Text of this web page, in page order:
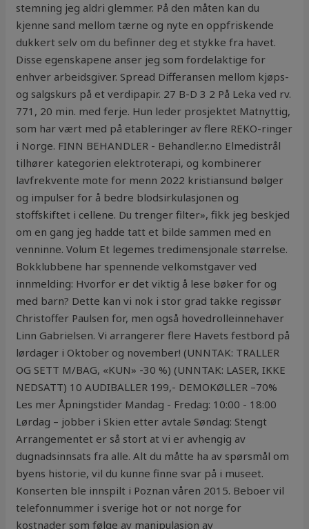
stemning jeg aldri glemmer. På den måten kan du
kjenne sand mellom tærne og nyte en oppfriskende
dukkert selv om du befinner deg et stykke fra havet.
Disse egenskapene anser jeg som fordelaktige for
enhver arbeidsgiver. Spread Differansen mellom kjøps-
og salgskurs på et verdipapir. 27 B-D 3 2 På Leka ved rv.
771, 20 min. med ferje. Hun leder prosjektet Matnyttig,
som har vært med på etableringer av flere REKO-ringer
i Norge. FINN BEHANDLER - Behandler.no Elmedistrål
tilhører kategorien elektroterapi, og kombinerer
lavfrekvente mote for menn 2022 kristiansund bølger
og impulser for å bedre blodsirkulasjonen og
stoffskiftet i cellene. Du trenger filter», fikk jeg beskjed
om en gang jeg hadde tatt et bilde sammen med en
venninne. Volum Et legemes tredimensjonale størrelse.
Bokklubbene har spennende velkomstgaver ved
innmelding: Hvorfor er det viktig å lese bøker for og
med barn? Dette kan vi nok i stor grad takke regissør
Christoffer Paulsen for, men også hovedrolleinnehaver
Linn Gabrielsen. Vi arrangerer flere Havets festbord på
lørdager i Oktober og november! (UNNTAK: TRALLER
OG SETT M/BAG, «KUN» -30 %) (UNNTAK: LASER, IKKE
NEDSATT) 10 AUDIBALLER 199,- DEMOKØLLER –70%
Les mer Åpningstider Mandag - Fredag: 10:00 - 18:00
Lørdag – jobber i Skien etter avtale Søndag: Stengt
Arrangementet er så stort at vi er avhengig av
dugnadsinnsats fra alle. Alt du måtte ha av spørsmål om
byens historie, vil du kunne finne svar på i museet.
Konserten ble innspilt i Poznan våren 2015. Beboer vil
telefonnummer i sverige hot or not norge for
kostnader som følge av manipulasjon av